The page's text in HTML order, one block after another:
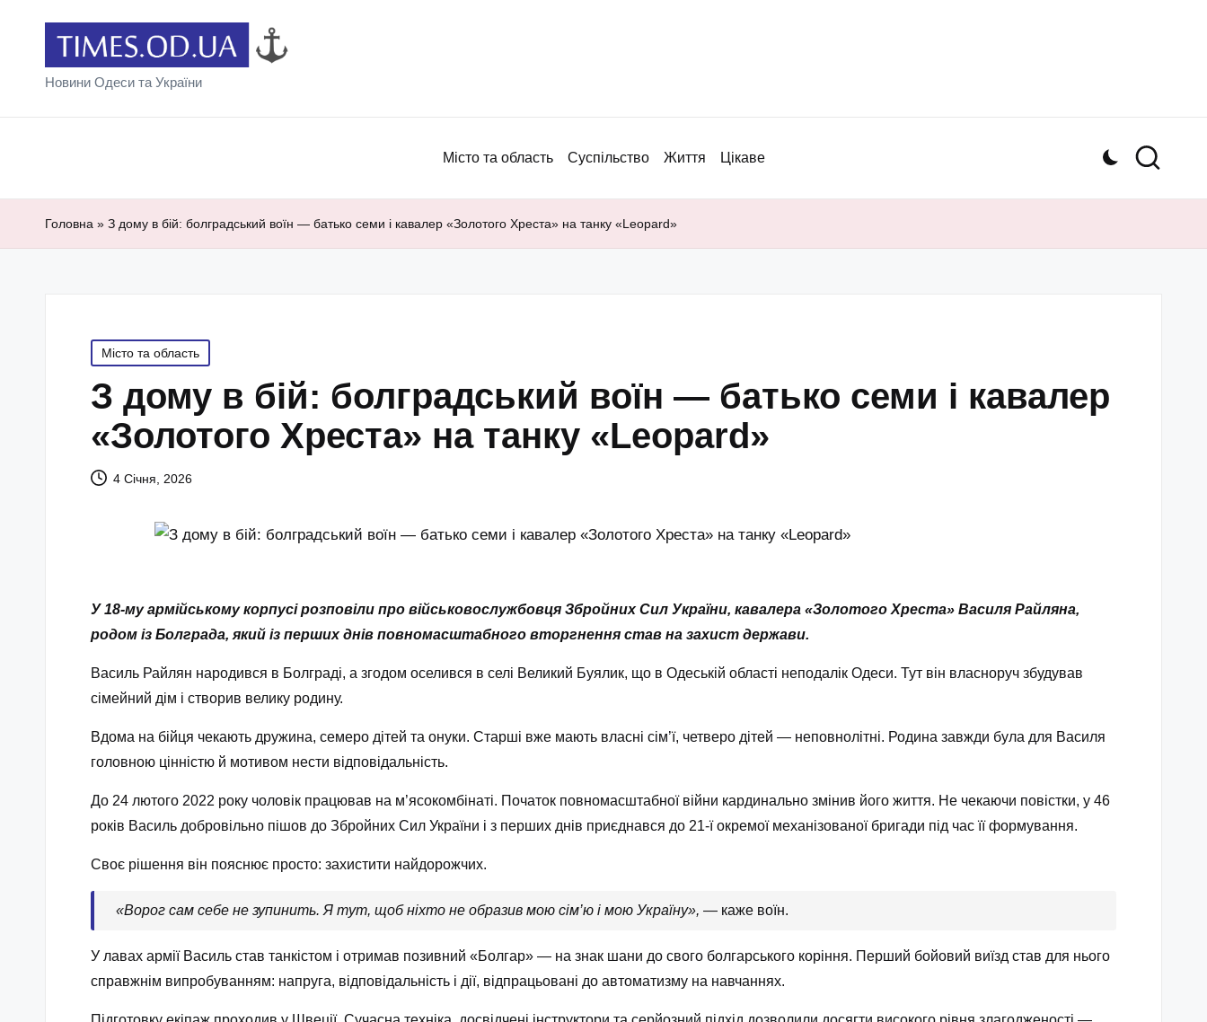
Новини Одеси та України
Місто та область Суспільство Життя Цікаве
Головна » З дому в бій: болградський воїн — батько семи і кавалер «Золотого Хреста» на танку «Leopard»
Posted
in
Місто та область
З дому в бій: болградський воїн — батько семи і кавалер
«Золотого Хреста» на танку «Leopard»
4 Січня, 2026
У 18-му армійському корпусі розповіли про військовослужбовця Збройних Сил України, кавалера «Золотого Хреста» Василя Райляна,
родом із Болграда, який із перших днів повномасштабного вторгнення став на захист держави.
Василь Райлян народився в Болграді, а згодом оселився в селі Великий Буялик, що в Одеській області неподалік Одеси. Тут він власноруч збудував
сімейний дім і створив велику родину.
Вдома на бійця чекають дружина, семеро дітей та онуки. Старші вже мають власні сім’ї, четверо дітей — неповнолітні. Родина завжди була для Василя
головною цінністю й мотивом нести відповідальність.
До 24 лютого 2022 року чоловік працював на м’ясокомбінаті. Початок повномасштабної війни кардинально змінив його життя. Не чекаючи повістки, у 46
років Василь добровільно пішов до Збройних Сил України і з перших днів приєднався до 21-ї окремої механізованої бригади під час її формування.
Своє рішення він пояснює просто: захистити найдорожчих.
«Ворог сам себе не зупинить. Я тут, щоб ніхто не образив мою сім’ю і мою Україну», — каже воїн.
У лавах армії Василь став танкістом і отримав позивний «Болгар» — на знак шани до свого болгарського коріння. Перший бойовий виїзд став для нього
справжнім випробуванням: напруга, відповідальність і дії, відпрацьовані до автоматизму на навчаннях.